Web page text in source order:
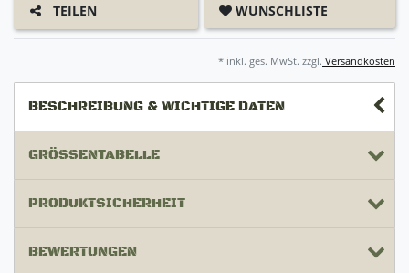
TEILEN WUNSCHLISTE
* inkl. ges. MwSt. zzgl. Versandkosten
BESCHREIBUNG & WICHTIGE DATEN
GRÖSSENTABELLE
PRODUKTSICHERHEIT
BEWERTUNGEN